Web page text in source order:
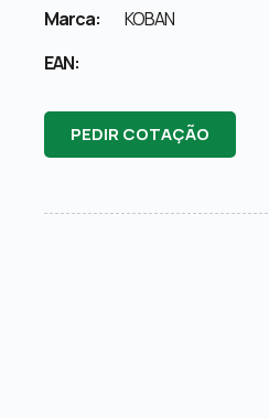
Marca:
KOBAN
EAN:
PEDIR COTAÇÃO